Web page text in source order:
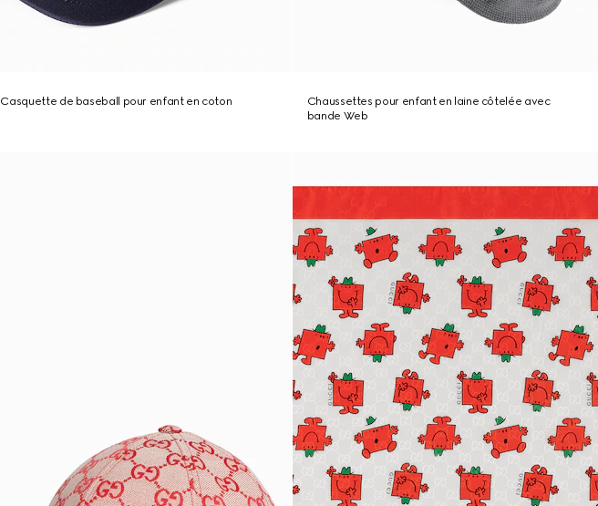
Casquette de baseball pour enfant en coton
Chaussettes pour enfant en laine côtelée avec
bande Web